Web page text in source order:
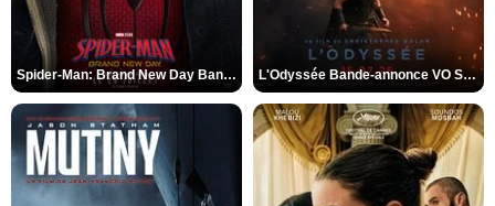
Spider-Man: Brand New Day Bande-annonce VO STFR L'Odyssée Bande-annonce VO STFR